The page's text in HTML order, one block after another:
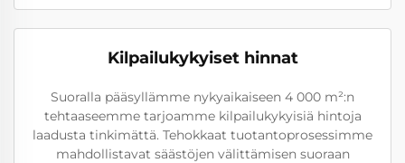
Kilpailukykyiset hinnat
Suoralla pääsyllämme nykyaikaiseen 4 000 m²:n
tehtaaseemme tarjoamme kilpailukykyisiä hintoja
laadusta tinkimättä. Tehokkaat tuotantoprosessimme
mahdollistavat säästöjen välittämisen suoraan